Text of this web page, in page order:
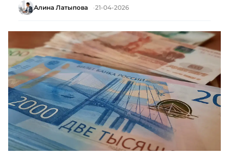
Алина Латыпова 21-04-2026